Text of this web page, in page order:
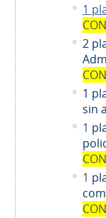
1
2
1
sin
1
1